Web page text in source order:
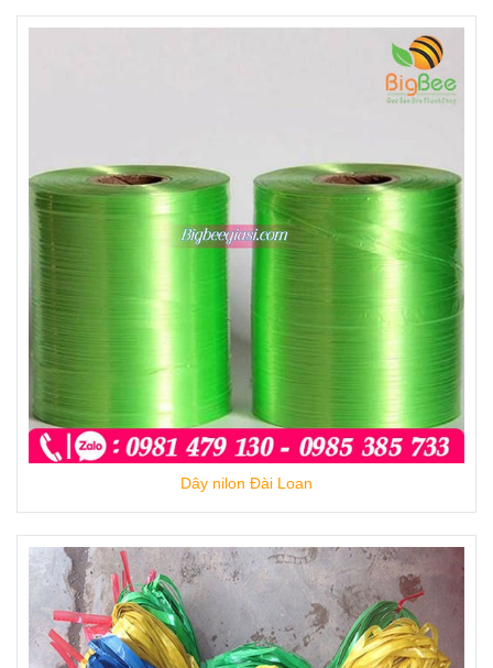
Ưu điểm Dây nilon kẽm sợi mềm 10kg/
người dùng.
Dây có nhiều màu bóng đẹp, không bị ra
màu, không dính màu vào thực phẩm hay
hàng hóa.
Kết cấu dây mềm, chắc chắn, bền dẻo, có
thể sử dụng để buộc được hàng hóa nặng
như vật liệu xây dựng, đồ gỗ, hàng gốm
sứ, cây trồng
dùng đến đâu cắt đến đó hoặc xé nhỏ sợi
ra dùng.
Quy trình sản xuất dây ni lông thân
thiện, không ô nhiễm môi trường.
Dây nilon Đài Loan